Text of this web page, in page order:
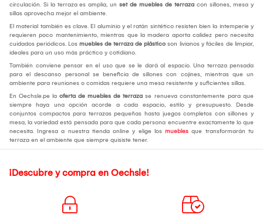
circulación. Si la terraza es amplia, un set de muebles de terraza con sillones, mesa y
sillas aprovecha mejor el ambiente.
El material también es clave. El aluminio y el ratán sintético resisten bien la intemperie y
requieren poco mantenimiento, mientras que la madera aporta calidez pero necesita
cuidados periódicos. Los muebles de terraza de plástico son livianos y fáciles de limpiar,
ideales para un uso más práctico y cotidiano.
También conviene pensar en el uso que se le dará al espacio. Una terraza pensada
para el descanso personal se beneficia de sillones con cojines, mientras que un
ambiente para reuniones o comidas requiere una mesa resistente y suficientes sillas.
En Oechsle.pe la oferta de muebles de terraza se renueva constantemente para que
siempre haya una opción acorde a cada espacio, estilo y presupuesto. Desde
conjuntos compactos para terrazas pequeñas hasta juegos completos con sillones y
mesa, la variedad está pensada para que cada persona encuentre exactamente lo que
necesita. Ingresa a nuestra tienda online y elige los muebles que transformarán tu
terraza en el ambiente que siempre quisiste tener.
¡Descubre y compra en Oechsle!